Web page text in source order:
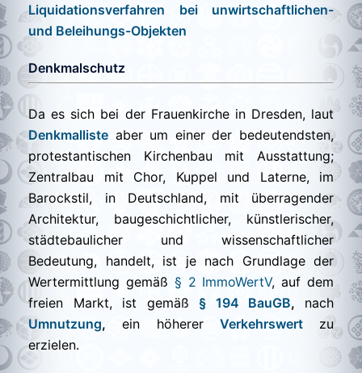
Liquidationsverfahren bei unwirtschaftlichen-
und Beleihungs-Objekten
Denkmalschutz
Da es sich bei der Frauenkirche in Dresden, laut
Denkmalliste aber um einer der bedeutendsten,
protestantischen Kirchenbau mit Ausstattung;
Zentralbau mit Chor, Kuppel und Laterne, im
Barockstil, in Deutschland, mit überragender
Architektur, baugeschichtlicher, künstlerischer,
städtebaulicher und wissenschaftlicher
Bedeutung, handelt, ist je nach Grundlage der
Wertermittlung gemäß § 2 ImmoWertV, auf dem
freien Markt, ist gemäß § 194 BauGB, nach
Umnutzung, ein höherer Verkehrswertzu
erzielen.